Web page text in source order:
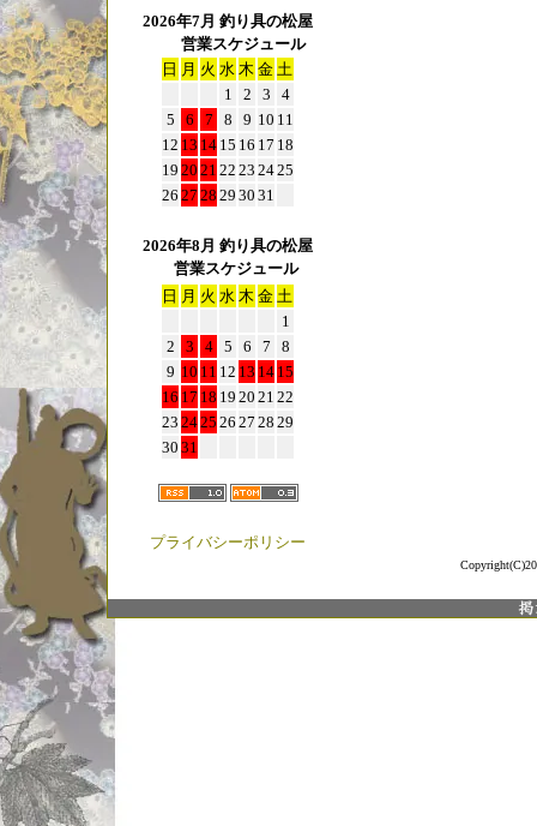
2026年7月 釣り具の松屋
営業スケジュール
日 月 火 水 木 金 土
1
2 3
4
5
6 7 8 9 10 11
12 13 14 15 16 17 18
19 20 21 22 23 2425
26 27 28 29 30 31
2026年8月 釣り具の松屋
営業スケジュール
日 月 火 水 木 金 土
1
2
3 4 5 6 7
8
9 10 11 12 13 14 15
16 17 18 19 20 21 22
23 2425 26 27 28 29
30 31
プライバシーポリシー